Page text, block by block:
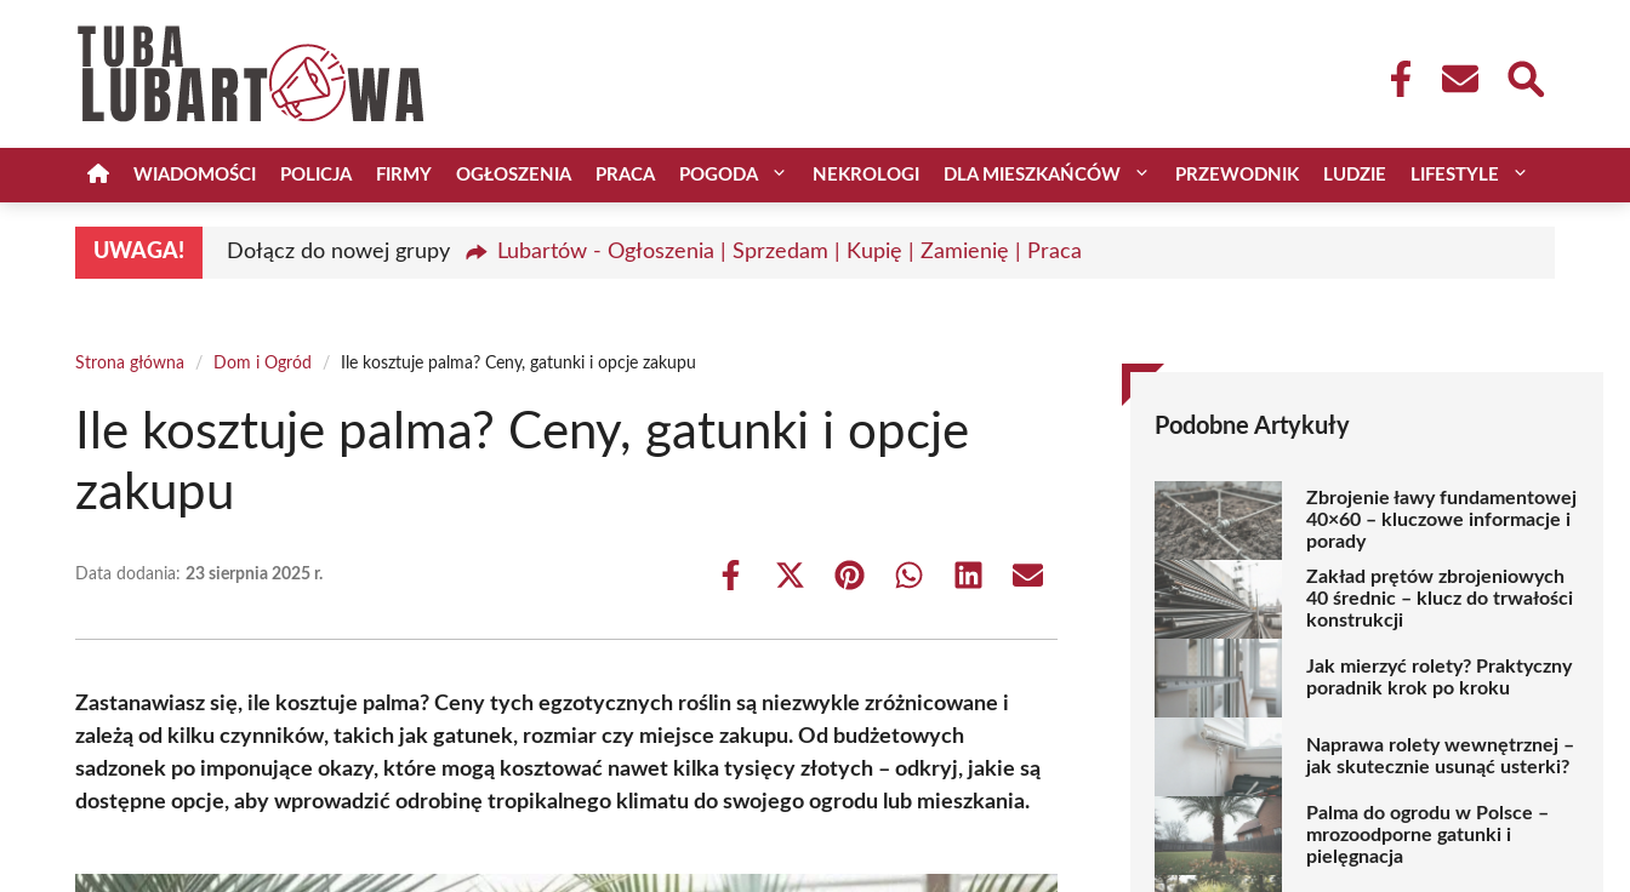
WIADOMOŚCI POLICJA FIRMY OGŁOSZENIA PRACA POGODA NEKROLOGI DLA MIESZKAŃCÓW PRZEWODNIK LUDZIE LIFESTYLE
UWAGA! Dołącz do nowej grupy Lubartów - Ogłoszenia | Sprzedam | Kupię | Zamienię | Praca
Strona główna / Dom i Ogród / Ile kosztuje palma? Ceny, gatunki i opcje zakupu
Ile kosztuje palma? Ceny, gatunki i opcje
zakupu
Data dodania: 23 sierpnia 2025 r.
Share
Share
(Twitter)
Share Share Share Share
Zastanawiasz się, ile kosztuje palma? Ceny tych egzotycznych roślin są niezwykle zróżnicowane i
zależą od kilku czynników, takich jak gatunek, rozmiar czy miejsce zakupu. Od budżetowych
sadzonek po imponujące okazy, które mogą kosztować nawet kilka tysięcy złotych – odkryj, jakie są
dostępne opcje, aby wprowadzić odrobinę tropikalnego klimatu do swojego ogrodu lub mieszkania.
Podobne Artykuły
Zbrojenie ławy fundamentowej
40×60 – kluczowe informacje i
porady
Zakład prętów zbrojeniowych
40 średnic – klucz do trwałości
konstrukcji
Jak mierzyć rolety? Praktyczny
poradnik krok po kroku
Naprawa rolety wewnętrznej –
jak skutecznie usunąć usterki?
Palma do ogrodu w Polsce –
mrozoodporne gatunki i
pielęgnacja